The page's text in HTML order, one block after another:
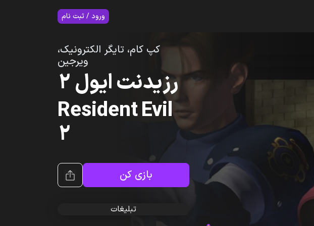
ورود / ثبت نام 7
کپ کام، تایگر الکترونیک،
ویرجین
رزیدنت ایول ۲
Resident Evil
2
بازی کن
تبلیغات